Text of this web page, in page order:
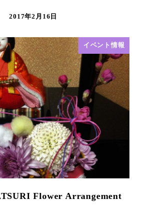
2017年2月16日
イベント情報
Flower Arrangement